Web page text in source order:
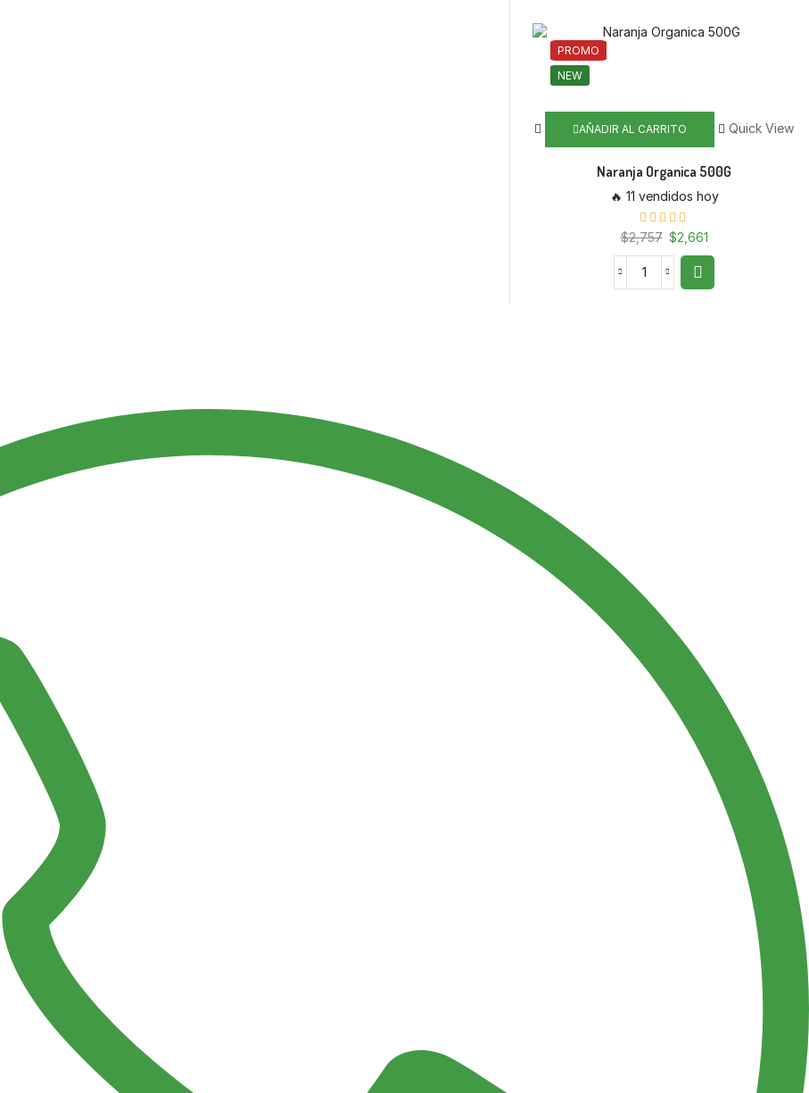
PROMO
NEW
AÑADIR AL CARRITO Quick View
Naranja Organica 500G
🔥 11 vendidos hoy
$2,757 El
precio
original
era:
$2,661
precio
es:
Naranja